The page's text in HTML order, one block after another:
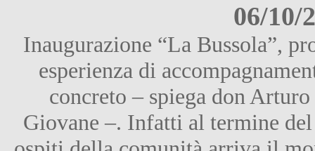
06/10/
Inaugurazione “La Bussola”,
esperienza di
concreto – spiega don
Giovane –. Infatti al termine